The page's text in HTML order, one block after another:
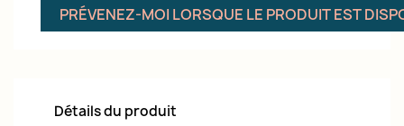
PRÉVENEZ-MOI LORSQUE LE PRODUIT EST
Détails du produit